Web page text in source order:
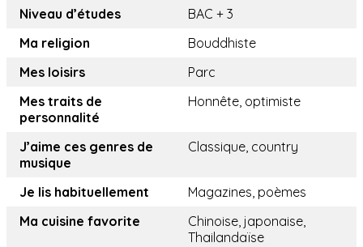
Niveau d’études
BAC + 3
Ma religion
Bouddhiste
Mes loisirs
Parc
Mes traits de
personnalité
Honnête, optimiste
J’aime ces genres de
musique
Classique, country
Je lis habituellement
Magazines, poèmes
Ma cuisine favorite
Chinoise, japonaise,
Thailandaïse